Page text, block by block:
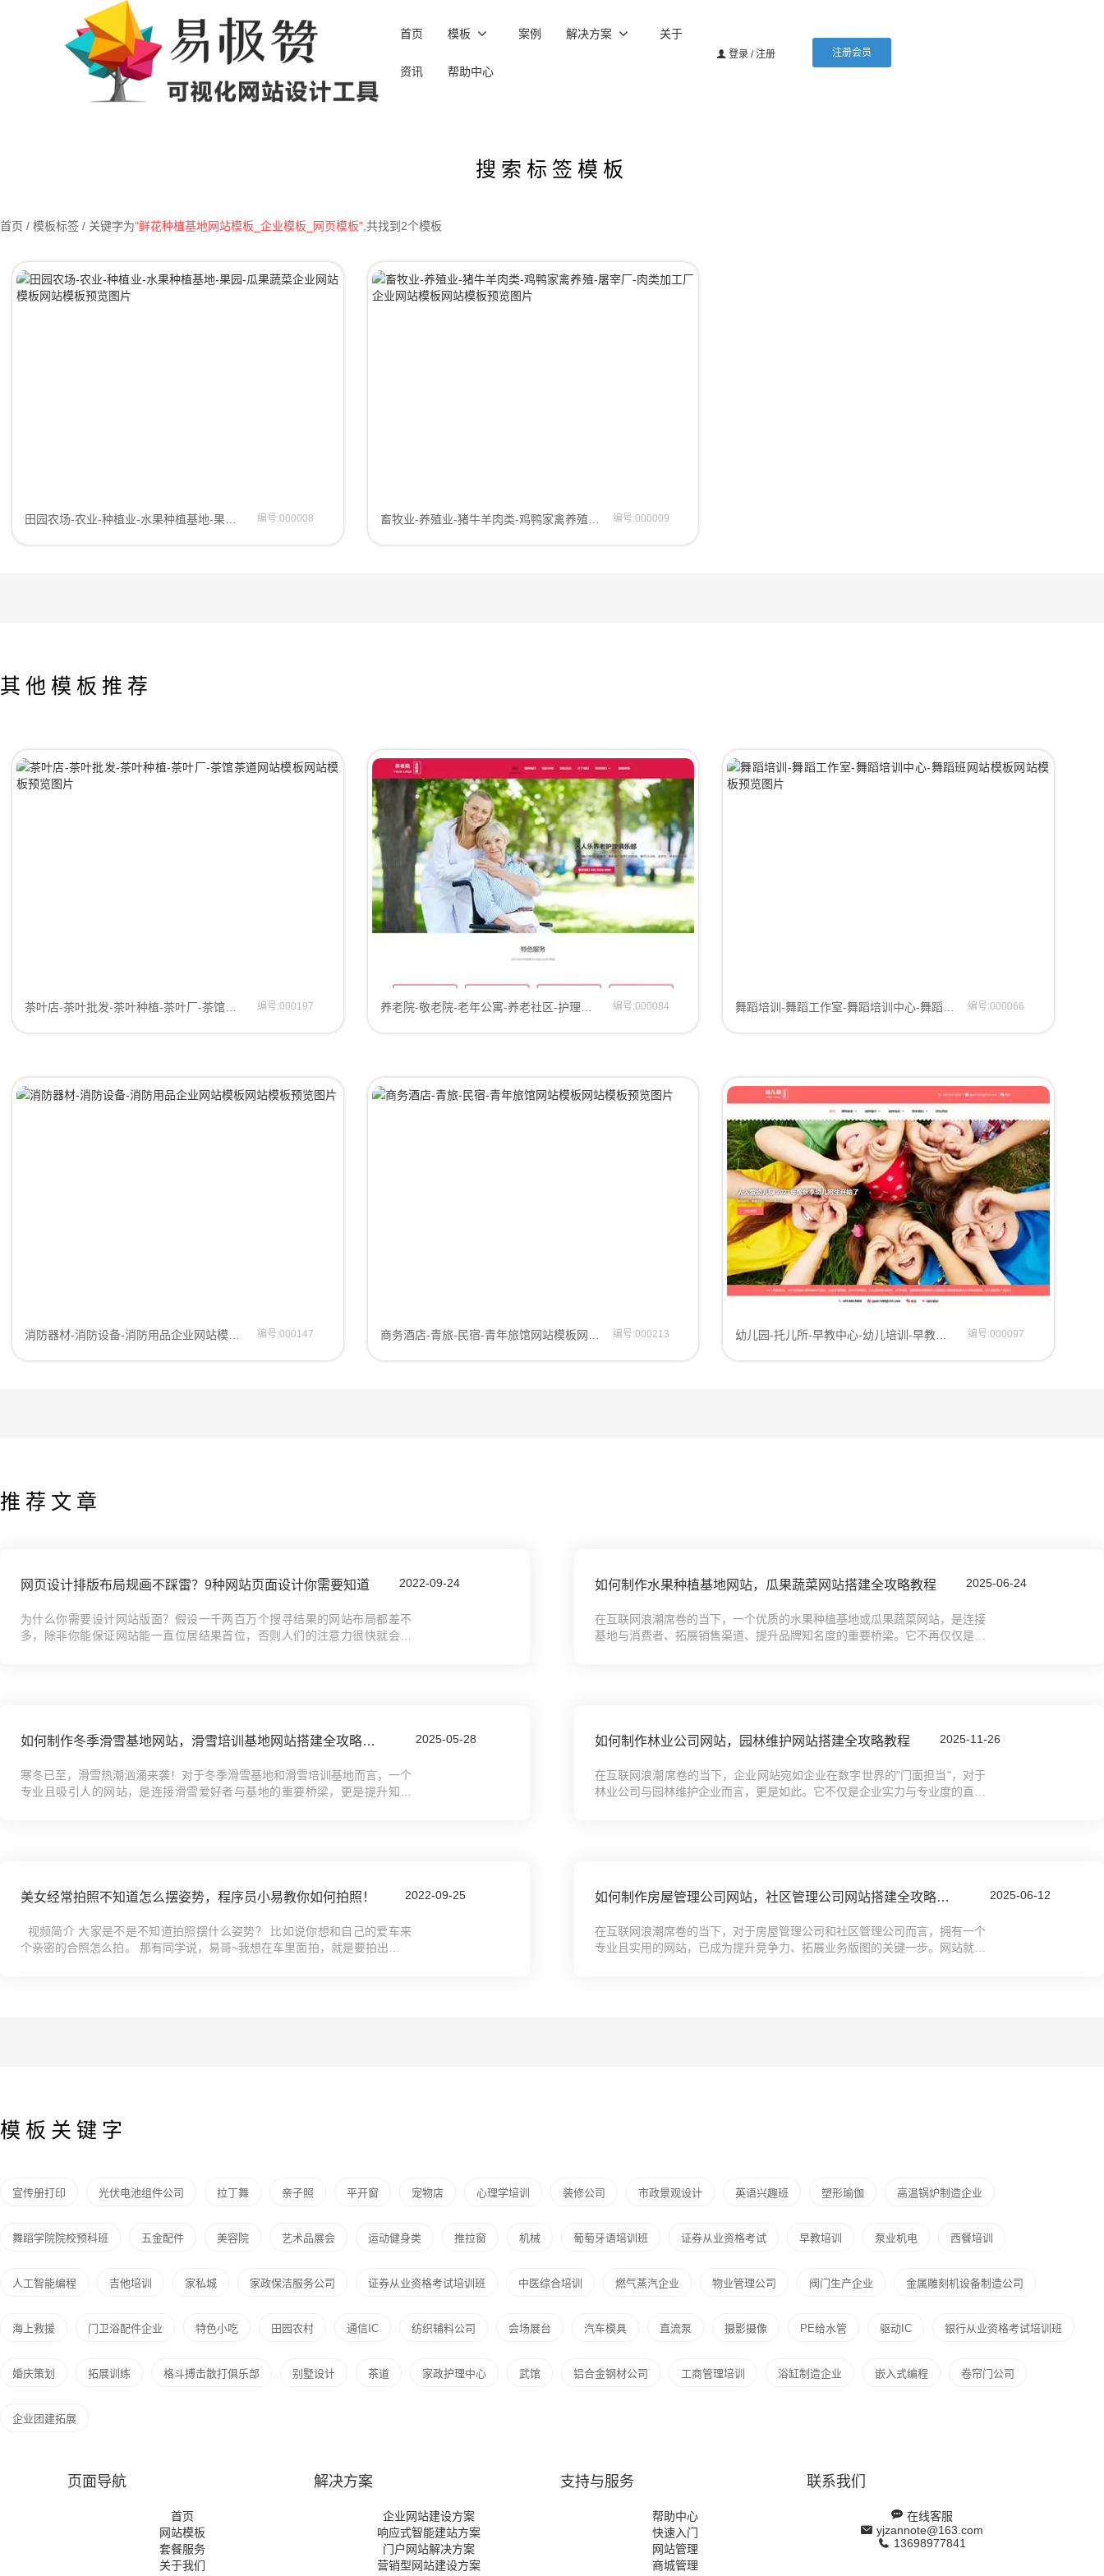
首页 模板 案例 解决方案 关于
资讯 帮助中心
登录 / 注册 注册会员
搜索标签模板
首页 / 模板标签 / 关键字为"鲜花种植基地网站模板_企业模板_网页模板" ,共找到2个模板
编号:000008 编号:000009
其他模板推荐
编号:000197 编号:000084 编号:000066
编号:000147 编号:000213 编号:000097
推荐文章
网页设计排版布局规画不踩雷？9种网站页面设计你需要知道 2022-09-24
为什么你需要设计网站版面？假设一千两百万个搜寻结果的网站布局都差不
多，除非你能保证网站能一直位居结果首位，否则人们的注意力很快就会消
如何制作水果种植基地网站，瓜果蔬菜网站搭建全攻略教程 2025-06-24
在互联网浪潮席卷的当下，一个优质的水果种植基地或瓜果蔬菜网站，是连接
基地与消费者、拓展销售渠道、提升品牌知名度的重要桥梁。它不再仅仅是一
如何制作冬季滑雪基地网站，滑雪培训基地网站搭建全攻略教程 2025-05-28
寒冬已至，滑雪热潮汹涌来袭！对于冬季滑雪基地和滑雪培训基地而言，一个
专业且吸引人的网站，是连接滑雪爱好者与基地的重要桥梁，更是提升知名
如何制作林业公司网站，园林维护网站搭建全攻略教程 2025-11-26
在互联网浪潮席卷的当下，企业网站宛如企业在数字世界的"门面担当"，对于
林业公司与园林维护企业而言，更是如此。它不仅是企业实力与专业度的直观
美女经常拍照不知道怎么摆姿势，程序员小易教你如何拍照！ 2022-09-25
视频简介 大家是不是不知道拍照摆什么姿势？ 比如说你想和自己的爱车来
个亲密的合照怎么拍。 那有同学说，易哥~我想在车里面拍，就是要拍出那种
如何制作房屋管理公司网站，社区管理公司网站搭建全攻略教程 2025-06-12
在互联网浪潮席卷的当下，对于房屋管理公司和社区管理公司而言，拥有一个
专业且实用的网站，已成为提升竞争力、拓展业务版图的关键一步。网站就像
模板关键字
宣传册打印 光伏电池组件公司 拉丁舞 亲子照 平开窗 宠物店 心理学培训 装修公司 市政景观设计 英语兴趣班 塑形瑜伽 高温锅炉制造企业
舞蹈学院院校预科班 五金配件 美容院 艺术品展会 运动健身类 推拉窗 机械 葡萄牙语培训班 证券从业资格考试 早教培训 泵业机电 西餐培训
人工智能编程 吉他培训 家私城 家政保洁服务公司 证券从业资格考试培训班 中医综合培训 燃气蒸汽企业 物业管理公司 阀门生产企业 金属雕刻机设备制造公司
海上救援 门卫浴配件企业 特色小吃 田园农村 通信IC 纺织辅料公司 会场展台 汽车模具 直流泵 摄影摄像 PE给水管 驱动IC 银行从业资格考试培训班
婚庆策划 拓展训练 格斗搏击散打俱乐部 别墅设计 茶道 家政护理中心 武馆 铝合金钢材公司 工商管理培训 浴缸制造企业 嵌入式编程 卷帘门公司
企业团建拓展
页面导航
首页
网站模板
套餐服务
关于我们
解决方案
企业网站建设方案
响应式智能建站方案
门户网站解决方案
营销型网站建设方案
支持与服务
帮助中心
快速入门
网站管理
商城管理
联系我们
在线客服
yjzannote@163.com
13698977841